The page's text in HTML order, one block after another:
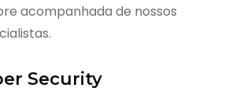
acompanhada de nossos
Security